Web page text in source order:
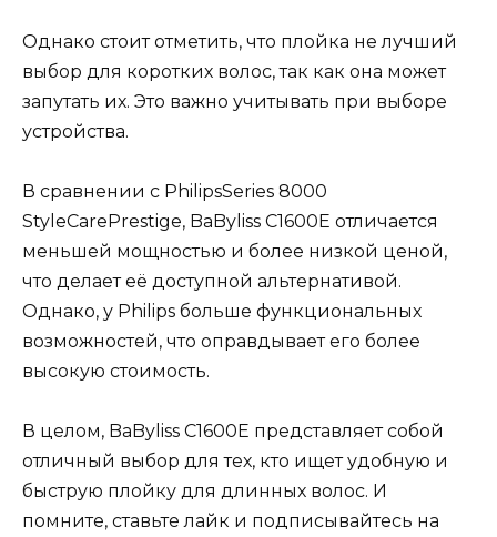
Однако стоит отметить, что плойка не лучший
выбор для коротких волос, так как она может
запутать их. Это важно учитывать при выборе
устройства.
В сравнении с PhilipsSeries 8000
StyleCarePrestige, BaByliss C1600E отличается
меньшей мощностью и более низкой ценой,
что делает её доступной альтернативой.
Однако, у Philips больше функциональных
возможностей, что оправдывает его более
высокую стоимость.
В целом, BaByliss C1600E представляет собой
отличный выбор для тех, кто ищет удобную и
быструю плойку для длинных волос. И
помните, ставьте лайк и подписывайтесь на